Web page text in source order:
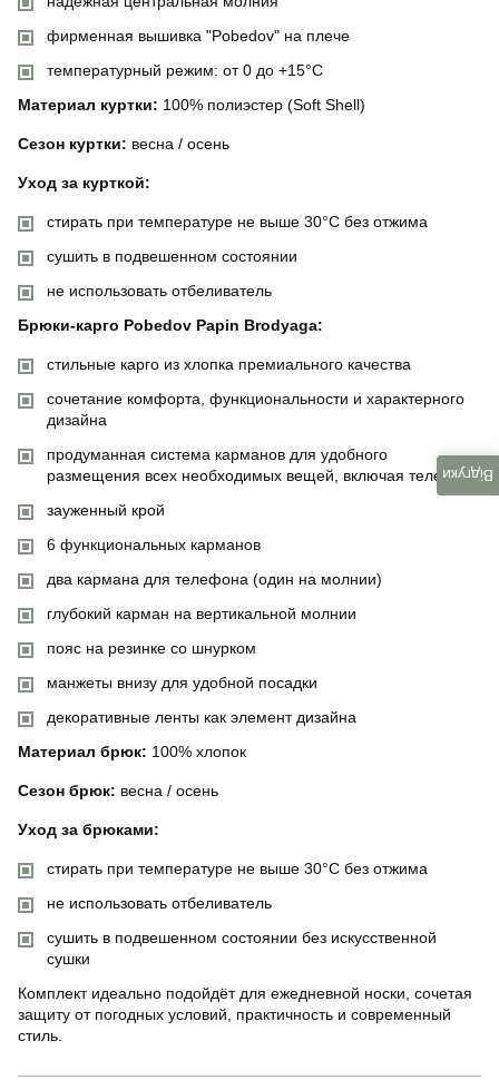
фирменная вышивка "Pobedov" на плече
температурный режим: от 0 до +15°C
Материал куртки: 100% полиэстер (Soft Shell)
Сезон куртки: весна / осень
Уход за курткой:
стирать при температуре не выше 30°C без отжима
сушить в подвешенном состоянии
не использовать отбеливатель
Брюки-карго Pobedov Papin Brodyaga:
стильные карго из хлопка премиального качества
сочетание комфорта, функциональности и характерного
дизайна
продуманная система карманов для удобного
размещения всех необходимых вещей, включая телефон
зауженный крой
6 функциональных карманов
два кармана для телефона (один на молнии)
глубокий карман на вертикальной молнии
пояс на резинке со шнурком
манжеты внизу для удобной посадки
декоративные ленты как элемент дизайна
Материал брюк: 100% хлопок
Сезон брюк: весна / осень
Уход за брюками:
стирать при температуре не выше 30°C без отжима
не использовать отбеливатель
сушить в подвешенном состоянии без искусственной
сушки
Комплект идеально подойдёт для ежедневной носки, сочетая
защиту от погодных условий, практичность и современный
стиль.
Відгуки